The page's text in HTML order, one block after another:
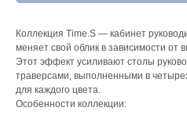
Коллекция Time.S — кабинет
меняет свой облик в зависимости от
Этот эффект усиливают столы
траверсами, выполненными в
для каждого цвета.
Особенности коллекции: